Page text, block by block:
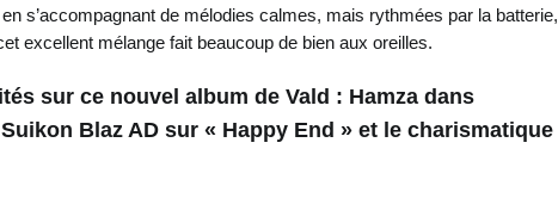
s’accompagnant de mélodies calmes, mais rythmées par la batterie,
excellent mélange fait beaucoup de bien aux oreilles.
sur ce nouvel album de Vald : Hamza dans
Blaz AD sur « Happy End » et le charismatique